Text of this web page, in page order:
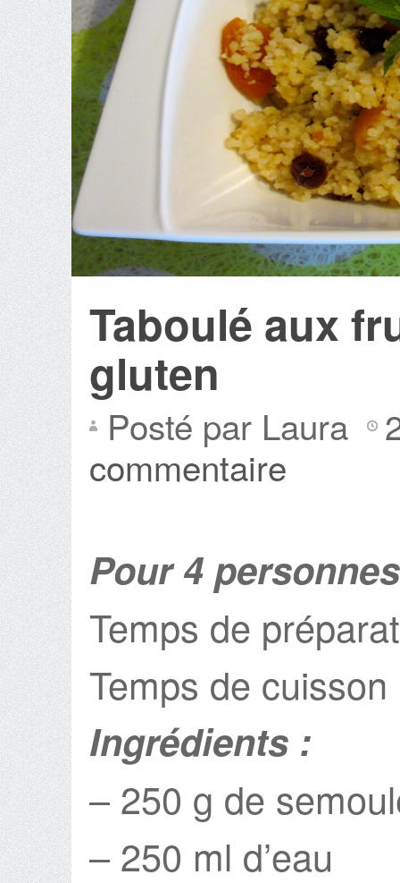
Taboulé aux
gluten
Posté par Laura
commentaire
Pour 4 personnes
Temps de
Temps de
Ingrédients :
– 250 g de
– 250 ml d’eau